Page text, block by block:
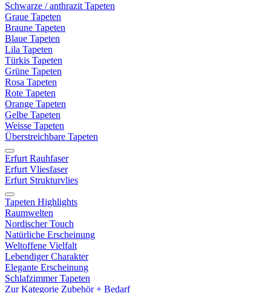
Schwarze / anthrazit Tapeten
Graue Tapeten
Braune Tapeten
Blaue Tapeten
Lila Tapeten
Türkis Tapeten
Grüne Tapeten
Rosa Tapeten
Rote Tapeten
Orange Tapeten
Gelbe Tapeten
Weisse Tapeten
Überstreichbare Tapeten
Erfurt Rauhfaser
Erfurt Vliesfaser
Erfurt Strukturvlies
Tapeten Highlights
Raumwelten
Nordischer Touch
Natürliche Erscheinung
Weltoffene Vielfalt
Lebendiger Charakter
Elegante Erscheinung
Schlafzimmer Tapeten
Zur Kategorie Zubehör + Bedarf